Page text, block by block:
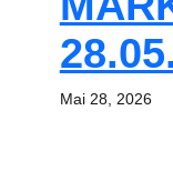
Mai 28, 2026